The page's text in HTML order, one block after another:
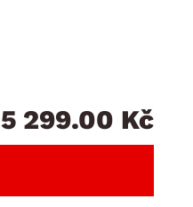
5 299.00 Kč